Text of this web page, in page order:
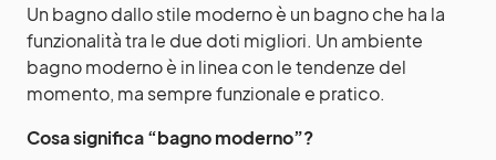
Un bagno dallo stile moderno è un bagno che ha la
funzionalità tra le due doti migliori. Un ambiente
bagno moderno è in linea con le tendenze del
momento, ma sempre funzionale e pratico.
Cosa significa “bagno moderno”?